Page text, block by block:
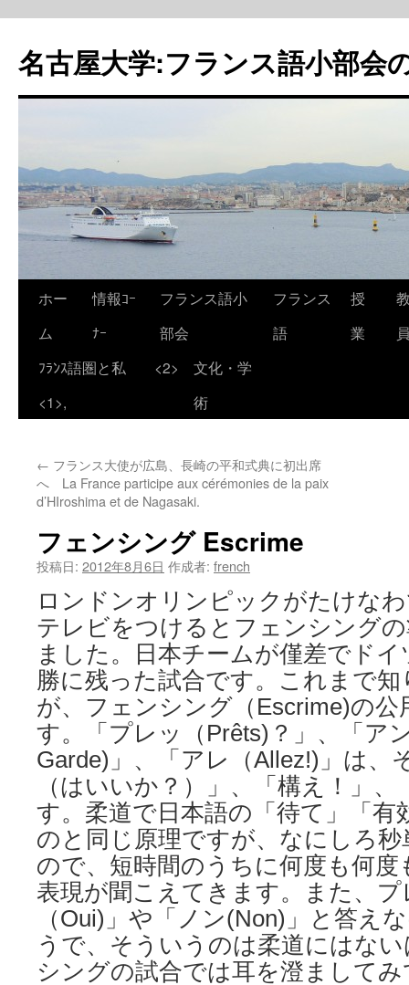
名古屋大学:フランス語小部会
ホー
ム
情報ｺｰ
ﾅｰ
フランス語小
部会
フランス
語
授
業
ﾌﾗﾝｽ語圏と私
<1>,
<2>
文化・学
術
← フランス大使が広島、長崎の平和式典に初出席
へ La France participe aux cérémonies de la paix
d’HIroshima et de Nagasaki.
フェンシング Escrime
投稿日: 2012年8月6日 作成者: french
ロンドンオリンピックがたけな
テレビをつけるとフェンシング
ました。日本チームが僅差でド
勝に残った試合です。これまで
が、フェンシング（Escrime)の
す。「プレッ（Prêts)？」、「ア
Garde)」、「アレ（Allez!)」は、
（はいいか？）」、「構え！」
す。柔道で日本語の「待て」「有
のと同じ原理ですが、なにしろ
ので、短時間のうちに何度も何
表現が聞こえてきます。また、
（Oui)」や「ノン(Non)」と答え
うで、そういうのは柔道にはな
シングの試合では耳を澄まして